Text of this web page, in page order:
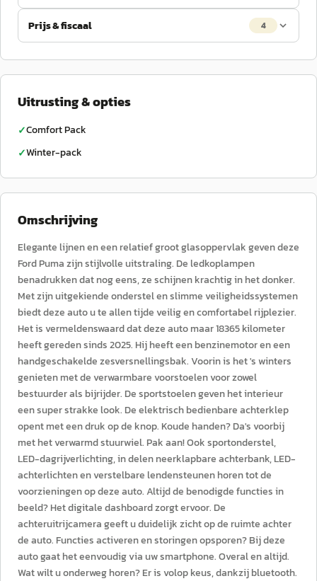
Prijs & fiscaal 4
Uitrusting & opties
✓Comfort Pack
✓Winter-pack
Omschrijving
Elegante lijnen en een relatief groot glasoppervlak geven deze
Ford Puma zijn stijlvolle uitstraling. De ledkoplampen
benadrukken dat nog eens, ze schijnen krachtig in het donker.
Met zijn uitgekiende onderstel en slimme veiligheidssystemen
biedt deze auto u te allen tijde veilig en comfortabel rijplezier.
Het is vermeldenswaard dat deze auto maar 18365 kilometer
heeft gereden sinds 2025. Hij heeft een benzinemotor en een
handgeschakelde zesversnellingsbak. Voorin is het 's winters
genieten met de verwarmbare voorstoelen voor zowel
bestuurder als bijrijder. De sportstoelen geven het interieur
een super strakke look. De elektrisch bedienbare achterklep
opent met een druk op de knop. Koude handen? Da's voorbij
met het verwarmd stuurwiel. Pak aan! Ook sportonderstel,
LED-dagrijverlichting, in delen neerklapbare achterbank, LED-
achterlichten en verstelbare lendensteunen horen tot de
voorzieningen op deze auto. Altijd de benodigde functies in
beeld? Het digitale dashboard zorgt ervoor. De
achteruitrijcamera geeft u duidelijk zicht op de ruimte achter
de auto. Functies activeren en storingen opsporen? Bij deze
auto gaat het eenvoudig via uw smartphone. Overal en altijd.
Wat wilt u onderweg horen? Er is volop keus, dankzij bluetooth.